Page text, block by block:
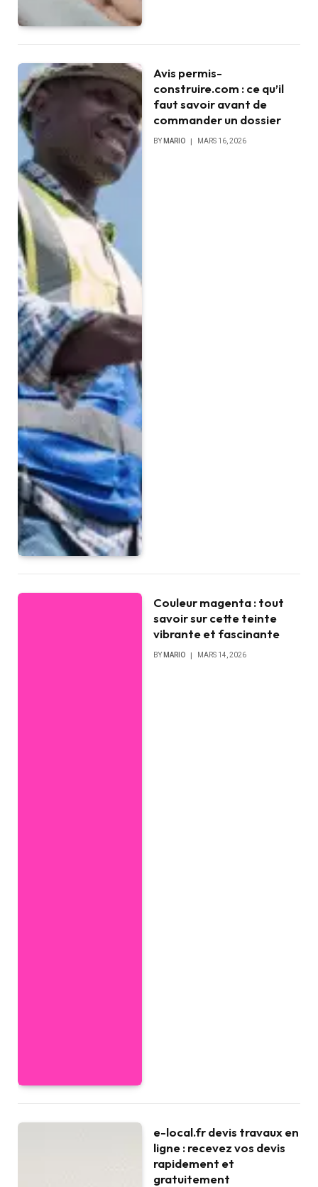
Avis permis-
construire.com : ce qu’il
faut savoir avant de
commander un dossier
BY MARIO MARS 16, 2026
Couleur magenta : tout
savoir sur cette teinte
vibrante et fascinante
BY MARIO MARS 14, 2026
e-local.fr devis travaux en
ligne : recevez vos devis
rapidement et
gratuitement